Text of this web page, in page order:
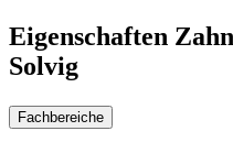
Eigenschaften
Solvig
Fachbereiche